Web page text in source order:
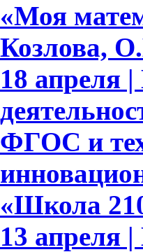
«Моя
Козлова,
18 апреля
ФГОС и
«Школа
13 апреля